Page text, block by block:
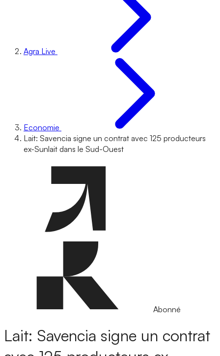
Agra Live
Economie
Lait: Savencia signe un contrat avec 125 producteurs
ex-Sunlait dans le Sud-Ouest
Abonné
Lait: Savencia signe un contrat